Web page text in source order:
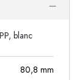
blanc
80,8 mm